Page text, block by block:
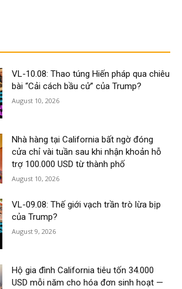
VL-10.08: Thao túng Hiến pháp qua chiêu
bài “Cải cách bầu cử” của Trump?
August 10, 2026
Nhà hàng tại California bất ngờ đóng
cửa chỉ vài tuần sau khi nhận khoản hỗ
trợ 100.000 USD từ thành phố
August 10, 2026
VL-09.08: Thế giới vạch trần trò lừa bịp
của Trump?
August 9, 2026
Hộ gia đình California tiêu tốn 34.000
USD mỗi năm cho hóa đơn sinh hoạt —